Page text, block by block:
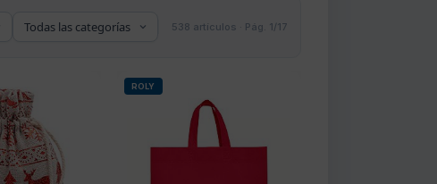
538 artículos · Pág. 1/17
ROLY